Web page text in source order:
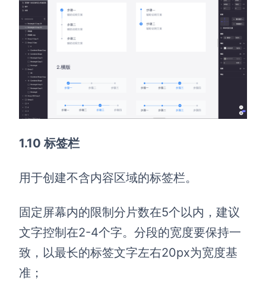
1.10 标签栏
用于创建不含内容区域的标签栏。
固定屏幕内的限制分片数在5个以内，建议
文字控制在2-4个字。分段的宽度要保持一
致，以最长的标签文字左右20px为宽度基
准；